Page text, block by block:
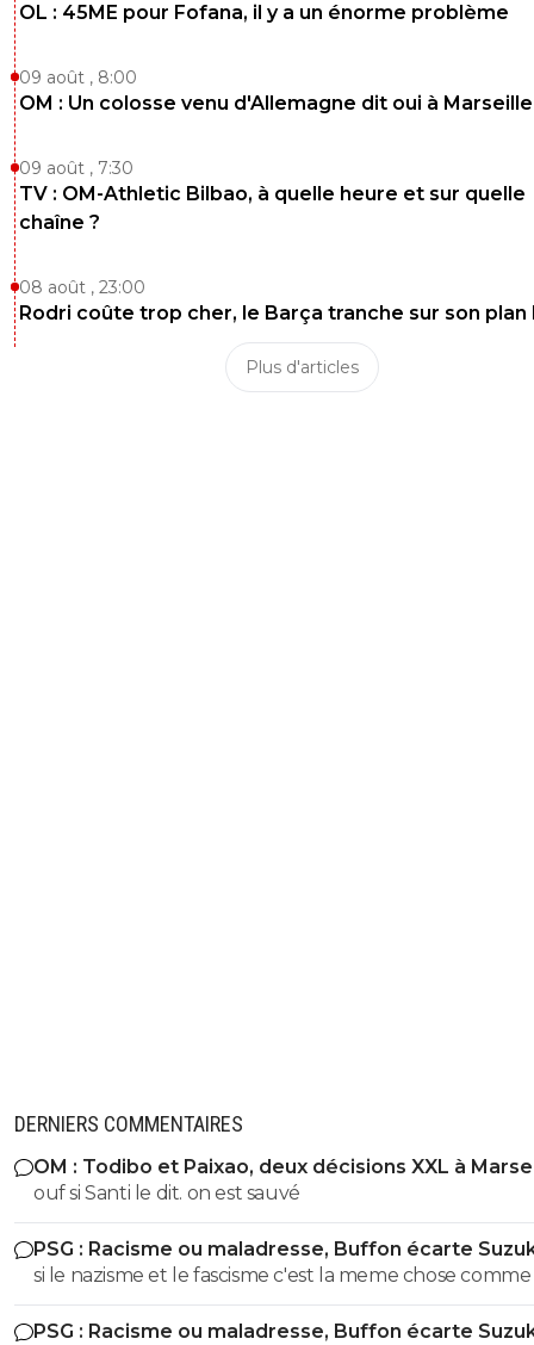
OL : 45ME pour Fofana, il y a un énorme problème
09 août , 8:00
OM : Un colosse venu d'Allemagne dit oui à Marseille
09 août , 7:30
TV : OM-Athletic Bilbao, à quelle heure et sur quelle
chaîne ?
08 août , 23:00
Rodri coûte trop cher, le Barça tranche sur son plan
Plus d'articles
DERNIERS COMMENTAIRES
OM : Todibo et Paixao, deux décisions XXL à
ouf si Santi le dit. on est sauvé
PSG : Racisme ou maladresse, Buffon écarte
si le nazisme et le fascisme c'est la meme chose
un ignorant qui n'a jamais étudié l'histoire peut
peux m'expliquer ces déclarations de Mussolini ??? " « Les
PSG : Racisme ou maladresse, Buffon écarte